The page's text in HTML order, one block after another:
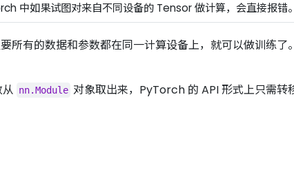
中如果试图对来自不同设备的 Tensor 做计算，会直接报错。
所有的数据和参数都在同一计算设备上，就可以做训练了。
nn.Module 对象取出来，PyTorch 的 API 形式上只需转